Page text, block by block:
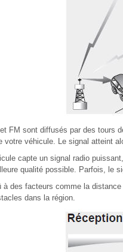
FM sont diffusés par des tours
votre véhicule. Le signal atteint
capte un signal radio
qualité possible. Parfois, le
à des facteurs comme la
dans la région.